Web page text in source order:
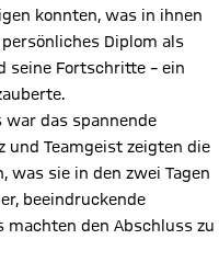
konnten, was in ihnen
Diplom als
seine Fortschritte – ein
war das spannende
und Teamgeist zeigten die
was sie in den zwei Tagen
beeindruckende
machten den Abschluss zu